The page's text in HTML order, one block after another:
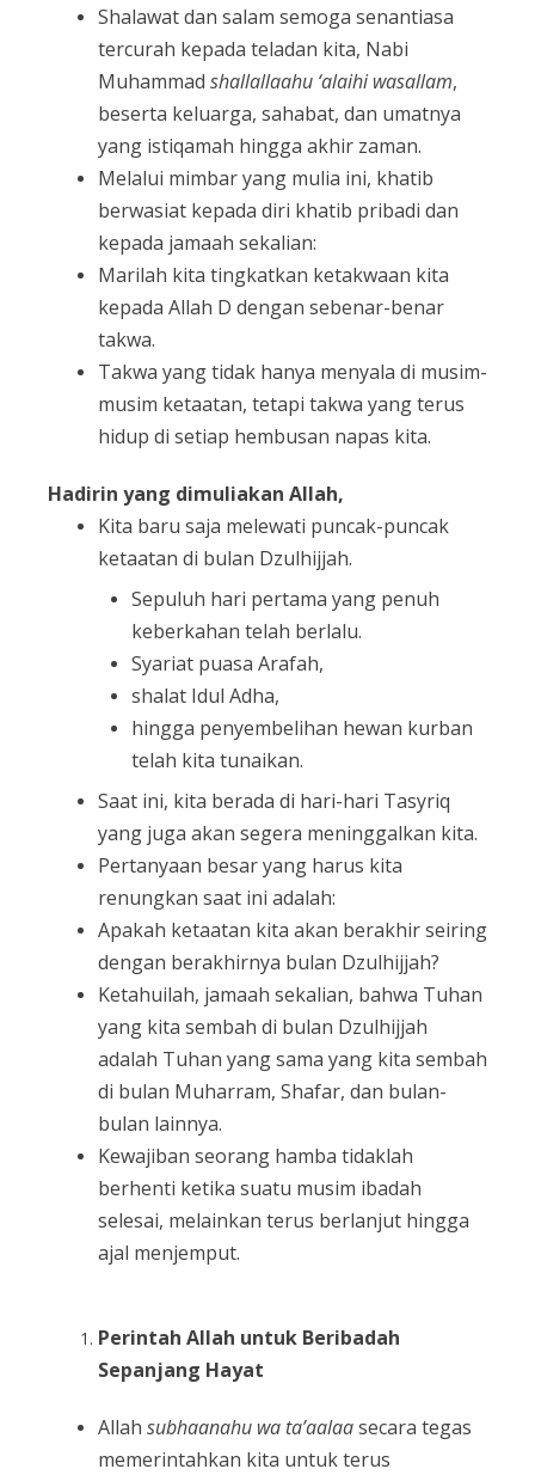
Shalawat dan salam semoga senantiasa
tercurah kepada teladan kita, Nabi
Muhammad shallallaahu ‘alaihi wasallam,
beserta keluarga, sahabat, dan umatnya
yang istiqamah hingga akhir zaman.
Melalui mimbar yang mulia ini, khatib
berwasiat kepada diri khatib pribadi dan
kepada jamaah sekalian:
Marilah kita tingkatkan ketakwaan kita
kepada Allah D dengan sebenar-benar
takwa.
Takwa yang tidak hanya menyala di musim-
musim ketaatan, tetapi takwa yang terus
hidup di setiap hembusan napas kita.
Hadirin yang dimuliakan Allah,
Kita baru saja melewati puncak-puncak
ketaatan di bulan Dzulhijjah.
Sepuluh hari pertama yang penuh
keberkahan telah berlalu.
Syariat puasa Arafah,
shalat Idul Adha,
hingga penyembelihan hewan kurban
telah kita tunaikan.
Saat ini, kita berada di hari-hari Tasyriq
yang juga akan segera meninggalkan kita.
Pertanyaan besar yang harus kita
renungkan saat ini adalah:
Apakah ketaatan kita akan berakhir seiring
dengan berakhirnya bulan Dzulhijjah?
Ketahuilah, jamaah sekalian, bahwa Tuhan
yang kita sembah di bulan Dzulhijjah
adalah Tuhan yang sama yang kita sembah
di bulan Muharram, Shafar, dan bulan-
bulan lainnya.
Kewajiban seorang hamba tidaklah
berhenti ketika suatu musim ibadah
selesai, melainkan terus berlanjut hingga
ajal menjemput.
Perintah Allah untuk Beribadah
Sepanjang Hayat
Allah subhaanahu wa ta’aalaasecara tegas
memerintahkan kita untuk terus